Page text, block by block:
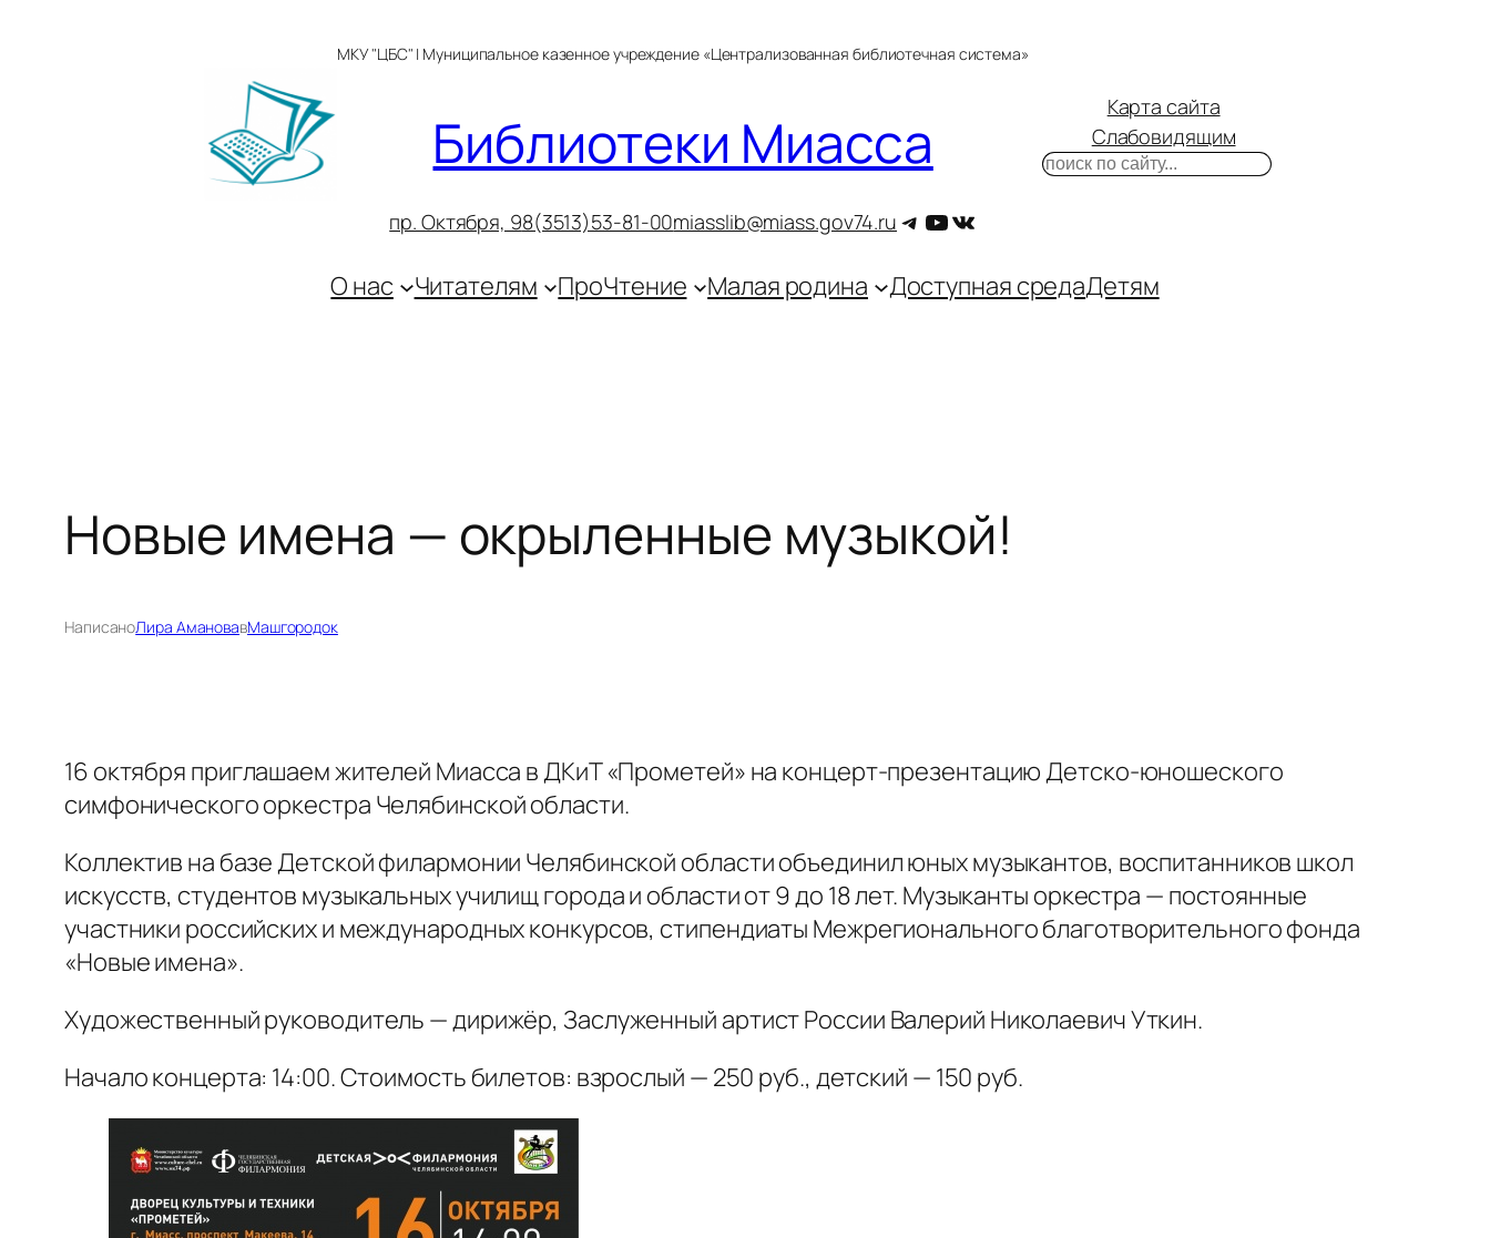
МКУ "ЦБС" | Муниципальное казенное учреждение «Централизованная библиотечная система»
Библиотеки Миасса
пр. Октября, 98(3513)53-81-00miasslib@miass.gov74.ru Telegram
YouTube
ВКонтакте
Карта сайта
Слабовидящим
Поиск
О нас Читателям ПроЧтение Малая родина Доступная средаДетям
Новые имена — окрыленные музыкой!
НаписаноЛира АмановавМашгородок
16 октября приглашаем жителей Миасса в ДКиТ «Прометей» на концерт-презентацию Детско-юношеского
симфонического оркестра Челябинской области.
Коллектив на базе Детской филармонии Челябинской области объединил юных музыкантов, воспитанников школ
искусств, студентов музыкальных училищ города и области от 9 до 18 лет. Музыканты оркестра — постоянные
участники российских и международных конкурсов, стипендиаты Межрегионального благотворительного фонда
«Новые имена».
Художественный руководитель — дирижёр, Заслуженный артист России Валерий Николаевич Уткин.
Начало концерта: 14:00. Стоимость билетов: взрослый — 250 руб., детский — 150 руб.